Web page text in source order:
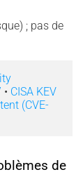
; pas de
• CISA KEV
(CVE-
de